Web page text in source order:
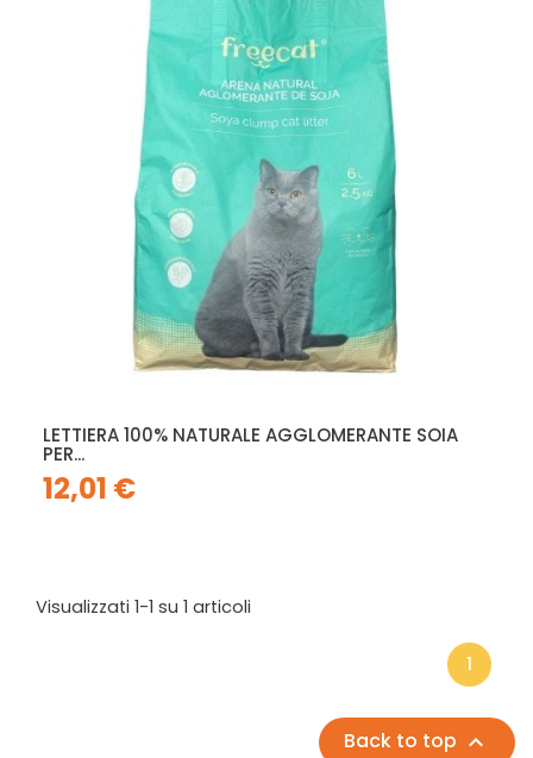
LETTIERA 100% NATURALE AGGLOMERANTE SOIA
PER...
12,01 €
Visualizzati 1-1 su 1 articoli
1
Back to top 